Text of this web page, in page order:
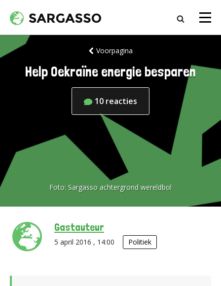
Voorpagina
Help Oekraïne energie besparen
10 reacties
Foto: Sargasso achtergrond wereldbol
Gastauteur
5 april 2016 , 14:00 Politiek